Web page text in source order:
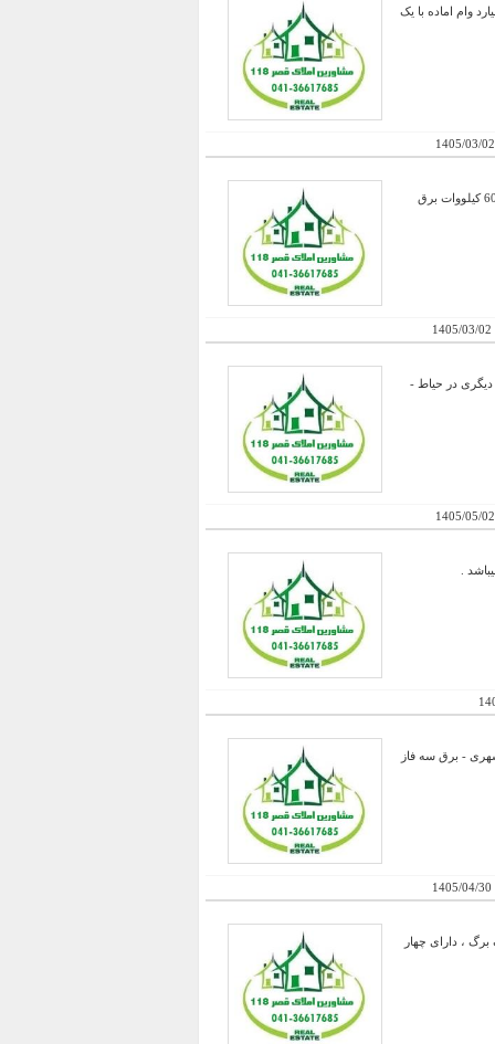
با سند شش دانگ با مجوز سردخانه با ظرفیت 5000 تن و 2500 تن بسته بندی ، دارای 50 میلیارد وام اماده با یک
1405/03/02
1405/03/02
و دیگری در حیاط -
1405/05/02
متر میباشد - دارای آبیاری شهری - برق سه فاز
1405/04/30
، دارای چهار